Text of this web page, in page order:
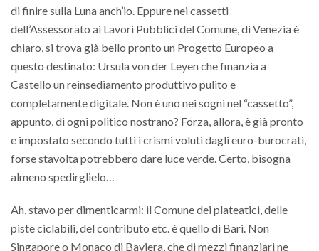
di finire sulla Luna anch’io. Eppure nei cassetti
dell’Assessorato ai Lavori Pubblici del Comune, di Venezia è
chiaro, si trova già bello pronto un Progetto Europeo a
questo destinato: Ursula von der Leyen che finanzia a
Castello un reinsediamento produttivo pulito e
completamente digitale. Non è uno nei sogni nel “cassetto”,
appunto, di ogni politico nostrano? Forza, allora, è già pronto
e impostato secondo tutti i crismi voluti dagli euro-burocrati,
forse stavolta potrebbero dare luce verde. Certo, bisogna
almeno spedirglielo…
Ah, stavo per dimenticarmi: il Comune dei plateatici, delle
piste ciclabili, del contributo etc. è quello di Bari. Non
Singapore o Monaco di Baviera, che di mezzi finanziari ne